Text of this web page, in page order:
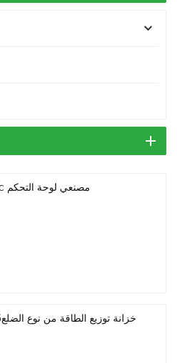
YY-G1 Plc مصنعي لوحة التحكم
MLXY-T6خزانة توزيع الطاقة من نوع الضلع